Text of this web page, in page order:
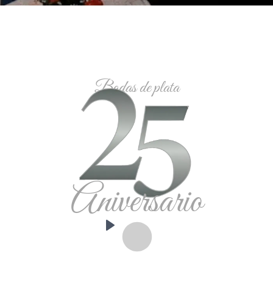
Bodas de plata
Aniversario
Play